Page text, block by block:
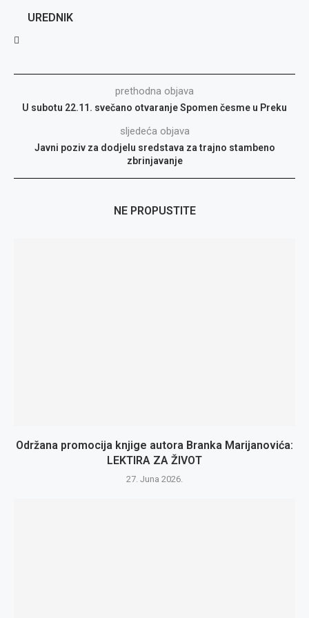
UREDNIK
prethodna objava
U subotu 22.11. svečano otvaranje Spomen česme u Preku
sljedeća objava
Javni poziv za dodjelu sredstava za trajno stambeno
zbrinjavanje
NE PROPUSTITE
Održana promocija knjige autora Branka Marijanovića:
LEKTIRA ZA ŽIVOT
27. Juna 2026.